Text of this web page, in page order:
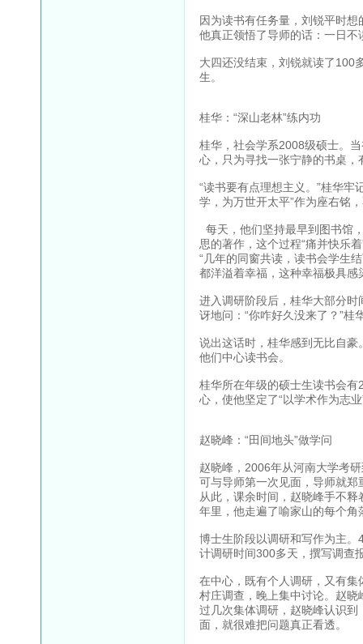
因为读书有任务量，刘锐平时
他真正领悟了导师的话：一日不
大四还没结束，刘锐就读了100
生。
桂华：“深山老林”练内功
桂华，社会学系2008级硕士。
心，只为寻找一张宁静的书桌，
“读书要有点理想主义。”桂华
学，为万世开太平”作为座右铭
每天，他们坚持最早到图书馆
思的著作，这个过程“痛并快乐
“几年的同窗共读，读书会学生
都洋溢着幸福，这种幸福极具感
进入调研阶段后，桂华大部分
讶地问：“你咋好久没来了？”桂
说出这话时，桂华感到无比自
他们中心读书会。
桂华所在年级的硕士生读书会
心，使他坚定了“以学术作为志
赵晓峰：“田间地头”做学问
赵晓峰，2006年从河南大学考
可与导师第一次见面，导师就郑
从此，课余时间，赵晓峰手不
年里，他走遍了喻家山的每个
博士生阶段以调研和写作为主
计调研时间300多天，撰写调查
在中心，既有个人调研，又有
村庄调查，晚上集中讨论。赵晓
过几次集体调研，赵晓峰认识
面，就很难把问题真正看透。